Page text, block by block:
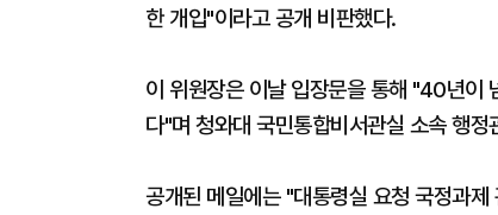
한 개입"이라고 공개 비판했다.
이 위원장은 이날 입장문을 통해 "40년이
다"며 청와대 국민통합비서관실 소속 행
공개된 메일에는 "대통령실 요청 국정과